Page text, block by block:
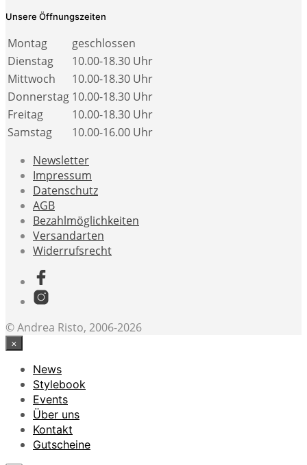
Unsere Öffnungszeiten
Montag
geschlossen
Dienstag
10.00-18.30 Uhr
Mittwoch
10.00-18.30 Uhr
Donnerstag 10.00-18.30 Uhr
Freitag
10.00-18.30 Uhr
Samstag
10.00-16.00 Uhr
Newsletter
Impressum
Datenschutz
AGB
Bezahlmöglichkeiten
Versandarten
Widerrufsrecht
© Andrea Risto, 2006-2026
×
News
Stylebook
Events
Über uns
Kontakt
Gutscheine